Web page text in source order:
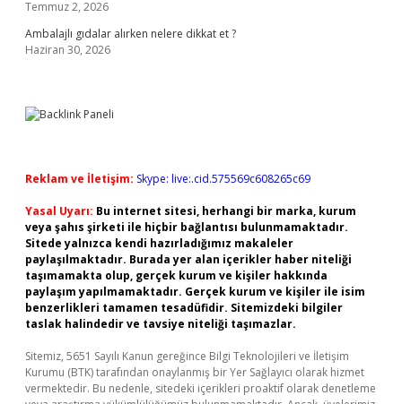
Temmuz 2, 2026
Ambalajlı gıdalar alırken nelere dikkat et ?
Haziran 30, 2026
Reklam ve İletişim: Skype: live:.cid.575569c608265c69
Yasal Uyarı: Bu internet sitesi, herhangi bir marka, kurum
veya şahıs şirketi ile hiçbir bağlantısı bulunmamaktadır.
Sitede yalnızca kendi hazırladığımız makaleler
paylaşılmaktadır. Burada yer alan içerikler haber niteliği
taşımamakta olup, gerçek kurum ve kişiler hakkında
paylaşım yapılmamaktadır. Gerçek kurum ve kişiler ile isim
benzerlikleri tamamen tesadüfidir. Sitemizdeki bilgiler
taslak halindedir ve tavsiye niteliği taşımazlar.
Sitemiz, 5651 Sayılı Kanun gereğince Bilgi Teknolojileri ve İletişim
Kurumu (BTK) tarafından onaylanmış bir Yer Sağlayıcı olarak hizmet
vermektedir. Bu nedenle, sitedeki içerikleri proaktif olarak denetleme